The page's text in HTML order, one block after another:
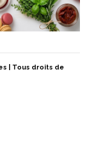
| Tous droits de